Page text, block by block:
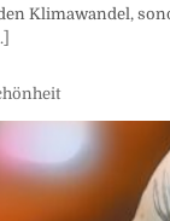
Klimawandel,